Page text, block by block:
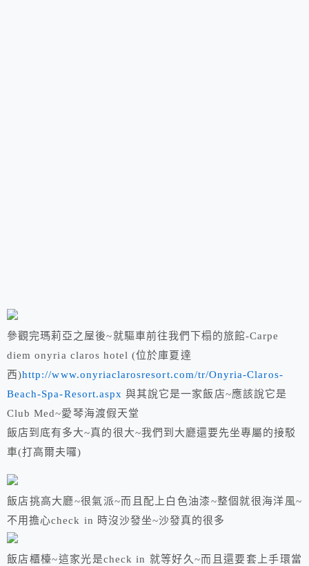
參觀完瑪莉亞之屋後~就驅車前往我們下榻的旅館-Carpe
diem onyria claros hotel (位於庫夏達
西)http://www.onyriaclarosresort.com/tr/Onyria-Claros-
Beach-Spa-Resort.aspx 與其說它是一家飯店~應該說它是
Club Med~愛琴海渡假天堂
飯店到底有多大~真的很大~我們到大廳還要先坐專屬的接駁
車(打高爾夫囉)
飯店挑高大廳~很氣派~而且配上白色油漆~整個就很海洋風~
不用擔心check in 時沒沙發坐~沙發真的很多
飯店櫃檯~這家光是check in 就等好久~而且還要套上手環當